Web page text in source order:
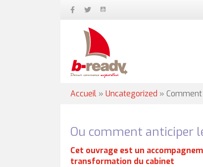
Accueil » Uncategorized »
Ou comment anticiper
Cet ouvrage est un
transformation du cabinet